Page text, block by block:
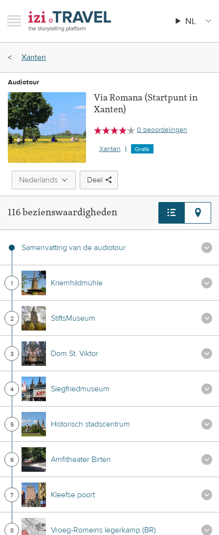
naar
de
hoofdinhoud
Menu
Main
menu
NL
Xanten
Audiotour
Via Romana (Startpunt in
Xanten)
0 beoordelingen
Xanten Gratis
Deel
116 bezienswaardigheden
Samenvatting van de audiotour
1 Kriemhildmühle
2 StiftsMuseum
3 Dom St. Viktor
4 Siegfriedmuseum
5 Historisch stadscentrum
6 Amfitheater Birten
7 Kleefse poort
8 Vroeg-Romeins legerkamp (BR)